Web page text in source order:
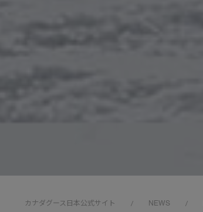
カナダグース日本公式サイト / NEWS /